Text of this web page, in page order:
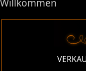
in Textform (z. B.
Kaufdatum.
Das Rücknahmebegehren
Willkommen